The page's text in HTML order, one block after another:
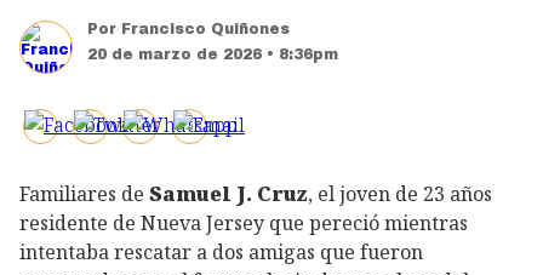
Por Francisco Quiñones
20 de marzo de 2026 • 8:36pm
Familiares de Samuel J. Cruz, el joven de 23 años
residente de Nueva Jersey que pereció mientras
intentaba rescatar a dos amigas que fueron